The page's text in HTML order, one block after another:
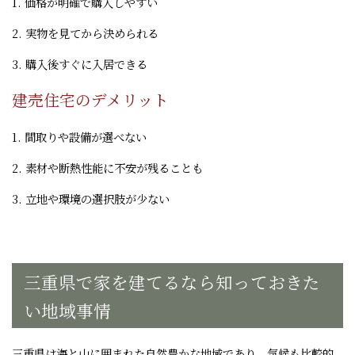
2. 実物を見てから決められる
3. 購入後すぐに入居できる
建売住宅のデメリット
1. 間取りや設備が選べない
2. 素材や断熱性能に不安が残ることも
3. 立地や環境の選択肢が少ない
三重県で家を建てるなら知っておきた
い地域事情